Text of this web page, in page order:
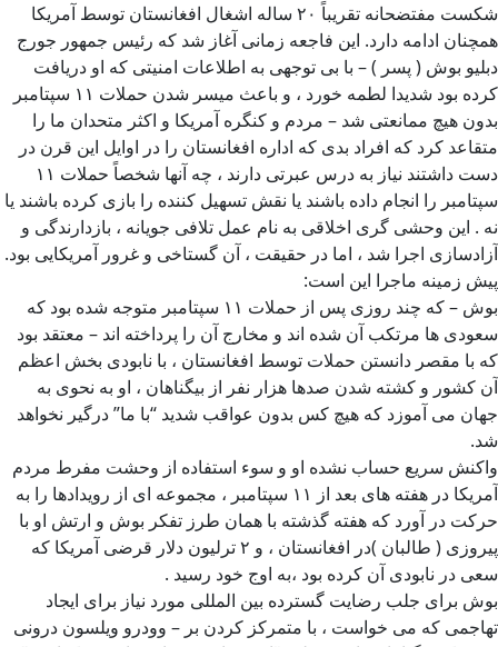
شکست مفتضحانه تقریباً ۲۰ ساله اشغال افغانستان توسط آمریکا
همچنان ادامه دارد. این فاجعه زمانی آغاز شد که رئیس جمهور جورج
دبلیو بوش ( پسر ) – با بی توجهی به اطلاعات امنیتی که او دریافت
کرده بود شدیدا لطمه خورد ، و باعث میسر شدن حملات ۱۱ سپتامبر
بدون هیچ ممانعتی شد – مردم و کنگره آمریکا و اکثر متحدان ما را
متقاعد کرد که افراد بدی که اداره افغانستان را در اوایل این قرن در
دست داشتند نیاز به درس عبرتی دارند ، چه آنها شخصاً حملات ۱۱
سپتامبر را انجام داده باشند یا نقش تسهیل کننده را بازی کرده باشند یا
نه . این وحشی گری اخلاقی به نام عمل تلافی جویانه ، بازدارندگی و
آزادسازی اجرا شد ، اما در حقیقت ، آن گستاخی و غرور آمریکایی بود.
پیش زمینه ماجرا این است:
بوش – که چند روزی پس از حملات ۱۱ سپتامبر متوجه شده بود که
سعودی ها مرتکب آن شده اند و مخارج آن را پرداخته اند – معتقد بود
که با مقصر دانستن حملات توسط افغانستان ، با نابودی بخش اعظم
آن کشور و کشته شدن صدها هزار نفر از بیگناهان ، او به نحوی به
جهان می آموزد که هیچ کس بدون عواقب شدید “با ما” درگیر نخواهد
شد.
واکنش سریع حساب نشده او و سوء استفاده از وحشت مفرط مردم
آمریکا در هفته های بعد از ۱۱ سپتامبر ، مجموعه ای از رویدادها را به
حرکت در آورد که هفته گذشته با همان طرز تفکر بوش و ارتش او با
پیروزی ( طالبان )در افغانستان ، و ۲ ترلیون دلار قرضی آمریکا که
سعی در نابودی آن کرده بود ،به اوج خود رسید .
بوش برای جلب رضایت گسترده بین المللی مورد نیاز برای ایجاد
تهاجمی که می خواست ، با متمرکز کردن بر – وودرو ویلسون درونی